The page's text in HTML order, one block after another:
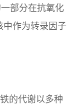
部分在抗氧化
中作为转录因子
的代谢以多种